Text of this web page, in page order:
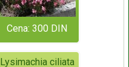
Cena: 300 DIN
Lysimachia ciliata